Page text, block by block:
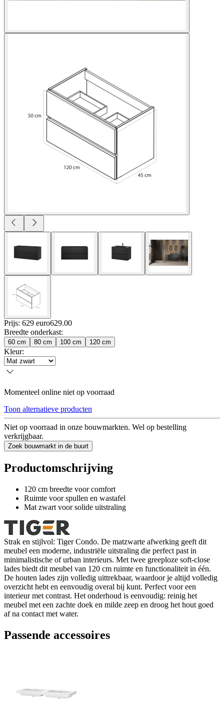
Prijs: 629 euro629.00
Breedte onderkast:
60 cm 80 cm 100 cm 120 cm
Kleur:
Momenteel online niet op voorraad
Toon alternatieve producten
Niet op voorraad in onze bouwmarkten. Wel op bestelling
verkrijgbaar.
Zoek bouwmarkt in de buurt
Productomschrijving
120 cm breedte voor comfort
Ruimte voor spullen en wastafel
Mat zwart voor solide uitstraling
Strak en stijlvol: Tiger Condo. De matzwarte afwerking geeft dit
meubel een moderne, industriële uitstraling die perfect past in
minimalistische of urban interieurs. Met twee greeploze soft-close
lades biedt dit meubel van 120 cm ruimte en functionaliteit in één.
De houten lades zijn volledig uittrekbaar, waardoor je altijd volledig
overzicht hebt en eenvoudig overal bij kunt. Perfect voor een
interieur met contrast. Het onderhoud is eenvoudig: reinig het
meubel met een zachte doek en milde zeep en droog het hout goed
af na contact met water.
Passende accessoires